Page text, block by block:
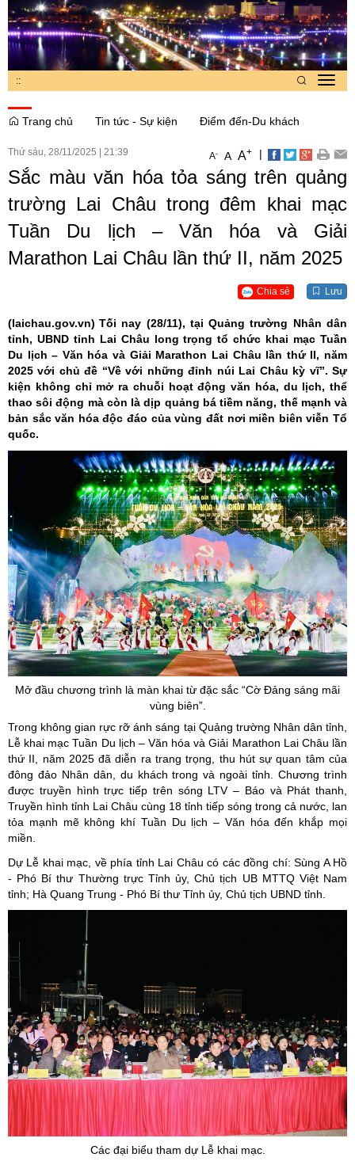
::
Trang chủ
Tin tức - Sự kiện Điểm đến-Du khách
Thứ sáu, 28/11/2025 21:39 A- A A+ |
Sắc màu văn hóa tỏa sáng trên quảng
trường Lai Châu trong đêm khai mạc
Tuần Du lịch – Văn hóa và Giải
Marathon Lai Châu lần thứ II, năm 2025
Chia sẻ Lưu
(laichau.gov.vn) Tối nay (28/11), tại Quảng trường Nhân dân
tỉnh, UBND tỉnh Lai Châu long trọng tổ chức khai mạc Tuần
Du lịch – Văn hóa và Giải Marathon Lai Châu lần thứ II, năm
2025 với chủ đề “Về với những đỉnh núi Lai Châu kỳ vĩ”. Sự
kiện không chỉ mở ra chuỗi hoạt động văn hóa, du lịch, thể
thao sôi động mà còn là dịp quảng bá tiềm năng, thế mạnh và
bản sắc văn hóa độc đáo của vùng đất nơi miền biên viễn Tổ
quốc.
Mở đầu chương trình là màn khai từ đặc sắc “Cờ Đảng sáng mãi
vùng biên”.
Trong không gian rực rỡ ánh sáng tại Quảng trường Nhân dân tỉnh,
Lễ khai mạc Tuần Du lịch – Văn hóa và Giải Marathon Lai Châu lần
thứ II, năm 2025 đã diễn ra trang trọng, thu hút sự quan tâm của
đông đảo Nhân dân, du khách trong và ngoài tỉnh. Chương trình
được truyền hình trực tiếp trên sóng LTV – Báo và Phát thanh,
Truyền hình tỉnh Lai Châu cùng 18 tỉnh tiếp sóng trong cả nước, lan
tỏa mạnh mẽ không khí Tuần Du lịch – Văn hóa đến khắp mọi
miền.
Dự Lễ khai mạc, về phía tỉnh Lai Châu có các đồng chí: Sùng A Hồ
- Phó Bí thư Thường trực Tỉnh ủy, Chủ tịch UB MTTQ Việt Nam
tỉnh; Hà Quang Trung - Phó Bí thư Tỉnh ủy, Chủ tịch UBND tỉnh.
Các đại biểu tham dự Lễ khai mạc.